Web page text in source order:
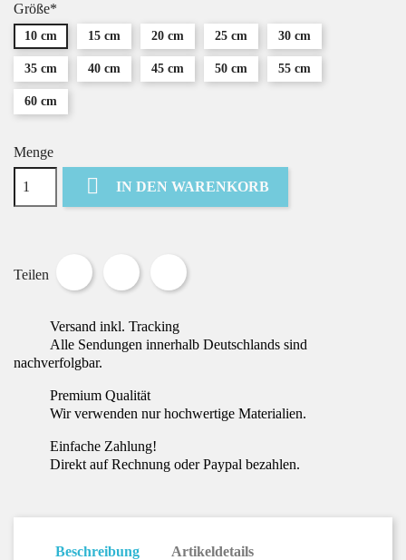
Größe*
10 cm 15 cm 20 cm 25 cm 30 cm
35 cm 40 cm 45 cm 50 cm 55 cm
60 cm
Menge
 IN DEN WARENKORB
Teilen
Versand inkl. Tracking
Alle Sendungen innerhalb Deutschlands sind
nachverfolgbar.
Premium Qualität
Wir verwenden nur hochwertige Materialien.
Einfache Zahlung!
Direkt auf Rechnung oder Paypal bezahlen.
Beschreibung Artikeldetails